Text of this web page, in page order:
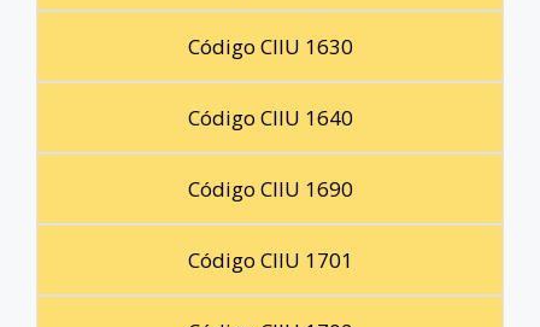
Código CIIU 1630
Código CIIU 1640
Código CIIU 1690
Código CIIU 1701